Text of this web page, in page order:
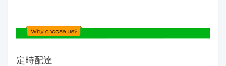
定時配達